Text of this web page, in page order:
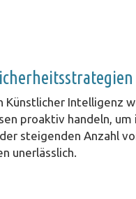
Intelligenz
proaktiv handeln,
steigenden Anzahl
unerlässlich.